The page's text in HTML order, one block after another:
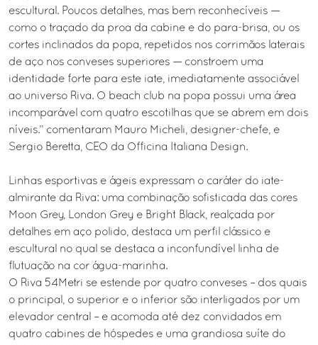
escultural. Poucos detalhes, mas bem reconhecíveis —
como o traçado da proa da cabine e do para-brisa, ou os
cortes inclinados da popa, repetidos nos corrimãos laterais
de aço nos conveses superiores — constroem uma
identidade forte para este iate, imediatamente associável
ao universo Riva. O beach club na popa possui uma área
incomparável com quatro escotilhas que se abrem em dois
níveis.” comentaram Mauro Micheli, designer-chefe, e
Sergio Beretta, CEO da Officina Italiana Design.
Linhas esportivas e ágeis expressam o caráter do iate-
almirante da Riva: uma combinação sofisticada das cores
Moon Grey, London Grey e Bright Black, realçada por
detalhes em aço polido, destaca um perfil clássico e
escultural no qual se destaca a inconfundível linha de
flutuação na cor água-marinha.
O Riva 54Metri se estende por quatro conveses – dos quais
o principal, o superior e o inferior são interligados por um
elevador central – e acomoda até dez convidados em
quatro cabines de hóspedes e uma grandiosa suíte do